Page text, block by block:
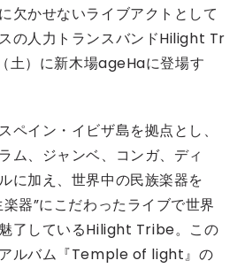
欠かせないライブアクトとして
の人力トランスバンドHilight Tr
土）に新木場ageHaに登場す
イン・イビザ島を拠点とし、
ム、ジャンベ、コンガ、ディ
に加え、世界中の民族楽器を
器”にこだわったライブで世界
了しているHilight Tribe。この
ルバム『Temple of light』の